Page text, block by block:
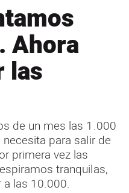
Ahora
las
de un mes las 1.000
para salir de
primera vez las
tranquilas,
las 10.000.